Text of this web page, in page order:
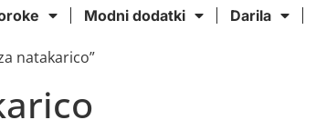
Modni dodatki Darila
natakarico”